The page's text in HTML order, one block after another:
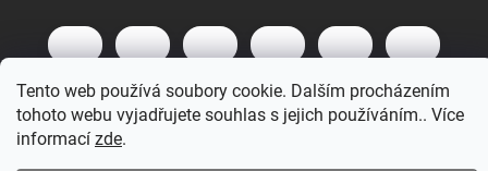
Tento web používá soubory cookie. Dalším procházením
tohoto webu vyjadřujete souhlas s jejich používáním.. Více
informací zde.